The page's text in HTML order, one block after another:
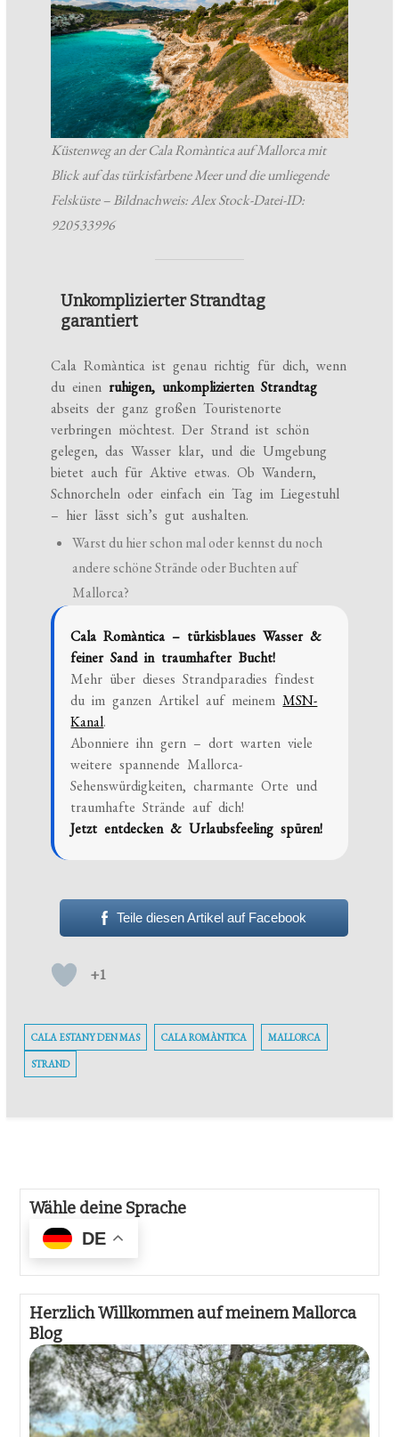
Küstenweg an der Cala Romàntica auf Mallorca mit
Blick auf das türkisfarbene Meer und die umliegende
Felsküste – Bildnachweis: Alex Stock-Datei-ID:
920533996
Unkomplizierter Strandtag
garantiert
Cala Romàntica ist genau richtig für dich, wenn
du einen ruhigen, unkomplizierten Strandtag
abseits der ganz großen Touristenorte
verbringen möchtest. Der Strand ist schön
gelegen, das Wasser klar, und die Umgebung
bietet auch für Aktive etwas. Ob Wandern,
Schnorcheln oder einfach ein Tag im Liegestuhl
– hier lässt sich’s gut aushalten.
Warst du hier schon mal oder kennst du noch
andere schöne Strände oder Buchten auf
Mallorca?
Cala Romàntica – türkisblaues Wasser &
feiner Sand in traumhafter Bucht!
Mehr über dieses Strandparadies findest
du im ganzen Artikel auf meinemMSN-
Kanal.
Abonniere ihn gern – dort warten viele
weitere spannende Mallorca-
Sehenswürdigkeiten, charmante Orte und
traumhafte Strände auf dich!
Jetzt entdecken & Urlaubsfeeling spüren!
Teile diesen Artikel auf Facebook
+1
CALA ESTANY DEN MAS CALA ROMÀNTICA MALLORCA
STRAND
Wähle deine Sprache
DE
Herzlich Willkommen auf meinem Mallorca
Blog